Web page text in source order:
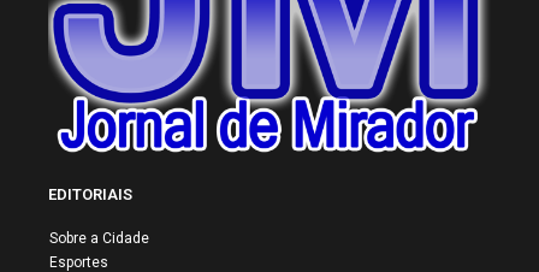
EDITORIAIS
Sobre a Cidade
Esportes